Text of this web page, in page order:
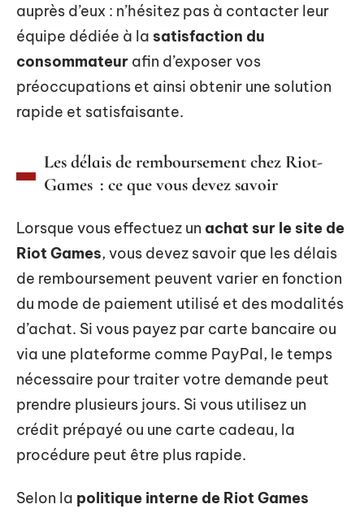
auprès d’eux : n’hésitez pas à contacter leur
équipe dédiée à la satisfaction du
consommateur afin d’exposer vos
préoccupations et ainsi obtenir une solution
rapide et satisfaisante.
Les délais de remboursement chez Riot-
Games : ce que vous devez savoir
Lorsque vous effectuez un achat sur le site de
Riot Games, vous devez savoir que les délais
de remboursement peuvent varier en fonction
du mode de paiement utilisé et des modalités
d’achat. Si vous payez par carte bancaire ou
via une plateforme comme PayPal, le temps
nécessaire pour traiter votre demande peut
prendre plusieurs jours. Si vous utilisez un
crédit prépayé ou une carte cadeau, la
procédure peut être plus rapide.
Selon la politique interne de Riot Games